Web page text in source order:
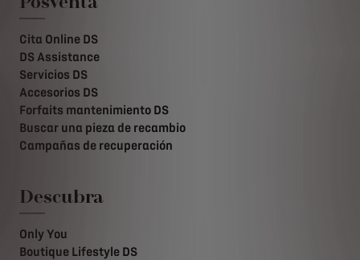
Cita Online DS
DS Assistance
Servicios DS
Accesorios DS
Forfaits mantenimiento DS
Buscar una pieza de recambio
Campañas de recuperación
Descubra
Only You
Boutique Lifestyle DS